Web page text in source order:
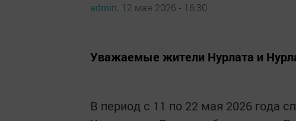
admin, 12 мая 2026 - 16:30
Уважаемые жители Нурлата и
В период с 11 по 22 мая 2026 года